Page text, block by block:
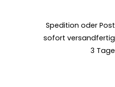
Spedition oder Post
sofort versandfertig
3 Tage